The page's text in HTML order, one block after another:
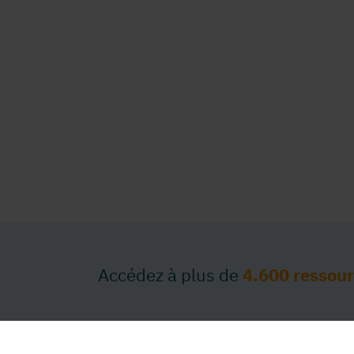
Accédez à plus de 4.600